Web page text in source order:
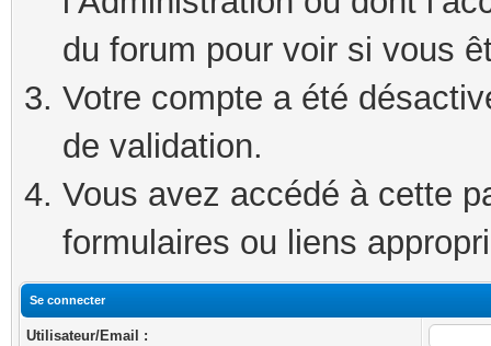
du forum pour voir si vous
Votre compte a été
de validation.
Vous avez accédé à cette
formulaires ou liens
Se connecter
Utilisateur/Email :